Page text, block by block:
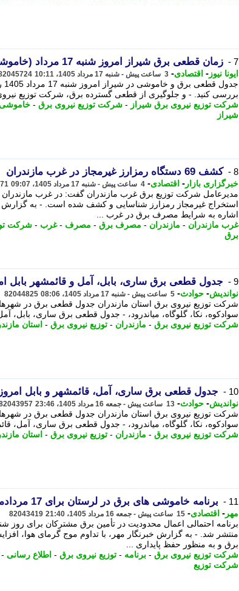
7 - زمان قطعی برق شیراز امروز شنبه 17 مرداد (خاموشی برق)
ایونا نیوز - اقتصادی- 3 ساعت پیش - شنبه 17 مرداد 1405، 10:11
بررسی کنید. - و جلوگیری از قطعی گسترده برق، شرکت توزیع
شرکت توزیع نیروی برق شیراز - شرکت توزیع نیروی برق - خاموشی
شیراز
8 - کشف 69 دستگاه رمزارز غیرمجاز در غرب مازندران
خبرگزاری بازار - اقتصادی- 4 ساعت پیش - شنبه 17 مرداد 1405، 09:07
استخراج غیرمجاز رمزارز شناسایی و کشف شده است. - به گزارش
اشاره به شرایط مصرف برق در غرب ...
غرب مازندران - مازندران - مصرف برق - مصرف -غرب - شرکت
برق
9 - جدول قطعی برق ساری، بابل، آمل و قائمشهر بابل امروز 17 مرداد 1405
نواندیش- حوادث- 5 ساعت پیش - شنبه 17 مرداد 1405، 08:06 82044825
شرکت توزیع نیروی برق استان مازندران جدول قطعی برق در
سوادکوه، نکا، گلوگاه، میاندرود، - جدول قطعی برق ساری، بابل،
شرکت توزیع نیروی برق - مازندران - توزیع نیروی برق - استان
10 - جدول قطعی برق ساری، آمل، قائمشهر و بابل امروز شنبه 17 مرداد 1405
نواندیش- حوادث- 13 ساعت پیش - جمعه 16 مرداد 1405، 23:46
شرکت توزیع نیروی برق استان مازندران جدول قطعی برق در
سوادکوه، نکا، گلوگاه، میاندرود، - جدول قطعی برق ساری، آمل،
شرکت توزیع نیروی برق - مازندران - توزیع نیروی برق - استان
11 - برنامه خاموشی های برق در لرستان برای 17 مردادماه
مهر - اقتصادی- 15 ساعت پیش - جمعه 16 مرداد 1405، 21:40 82043419
منتشر شد. - به گزارش خبرنگار مهر، با تداوم موج گرمای هوا،
برق و به منظور حفظ پایداری ...
شرکت توزیع نیروی برق - برنامه - توزیع نیروی برق - اطلاع رسانی -
شرکت توزیع